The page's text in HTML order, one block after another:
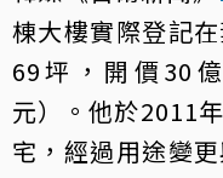
棟大樓實際登記
69坪，開價30
元）。他於2011
宅，經過用途變